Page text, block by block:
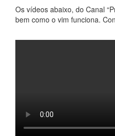
Os vídeos abaixo, do Canal
bem como o vim funciona.